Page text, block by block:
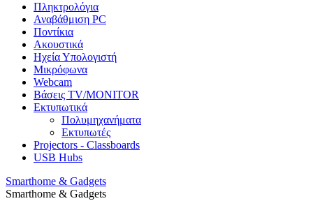
Πληκτρολόγια
Αναβάθμιση PC
Ποντίκια
Ακουστικά
Ηχεία Υπολογιστή
Μικρόφωνα
Webcam
Βάσεις TV/MONITOR
Εκτυπωτικά
Πολυμηχανήματα
Εκτυπωτές
Projectors - Classboards
USB Hubs
Smarthome & Gadgets
Smarthome & Gadgets